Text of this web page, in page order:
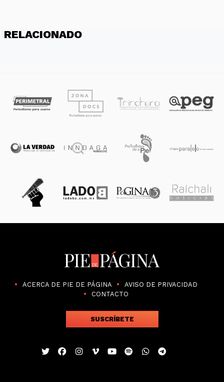
RELACIONADO
ACERCA DE PIE DE PÁGINA
AVISO DE PRIVACIDAD
CONTACTO
SUSCRÍBETE